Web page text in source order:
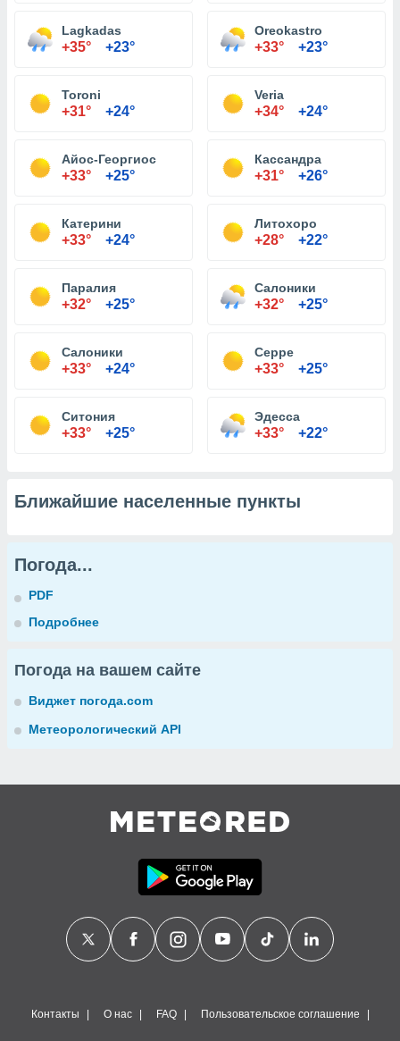
Lagkadas
+35° +23°
Oreokastro
+33° +23°
Toroni
+31° +24°
Veria
+34° +24°
Айос-Георгиос
+33° +25°
Кассандра
+31° +26°
Катерини
+33° +24°
Литохоро
+28° +22°
Паралия
+32° +25°
Салоники
+32° +25°
Салоники
+33° +24°
Серре
+33° +25°
Ситония
+33° +25°
Эдесса
+33° +22°
Ближайшие населенные пункты
Погода...
PDF
Подробнее
Погода на вашем сайте
Виджет погода.com
Метеорологический API
Контакты О нас FAQ Пользовательское соглашение